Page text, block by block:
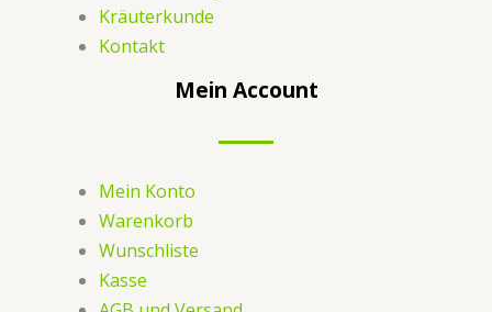
Kräuterkunde
Kontakt
Mein Account
Mein Konto
Warenkorb
Wunschliste
Kasse